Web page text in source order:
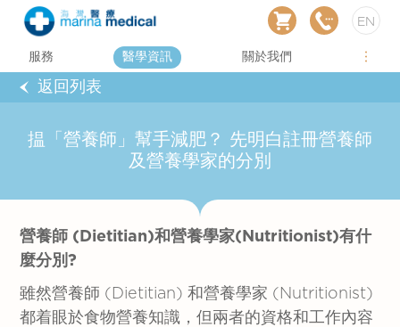
EN
服務 醫學資訊 關於我們
返回列表
揾「營養師」幫手減肥？ 先明白註冊營養師
及營養學家的分別
營養師 (Dietitian)和營養學家(Nutritionist)有什
麼分別?
雖然營養師 (Dietitian) 和營養學家 (Nutritionist)
都着眼於食物營養知識，但兩者的資格和工作內容